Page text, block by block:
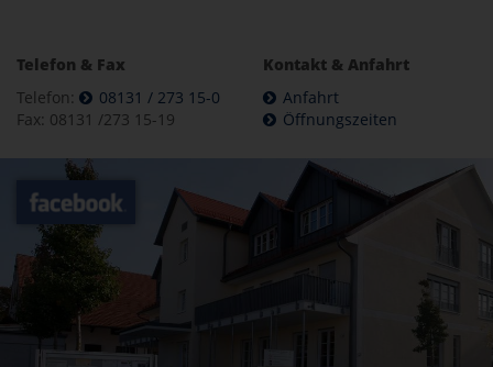
Telefon & Fax
Telefon:
08131 / 273 15-0
Fax: 08131 /273 15-19
Kontakt & Anfahrt
Anfahrt
Öffnungszeiten